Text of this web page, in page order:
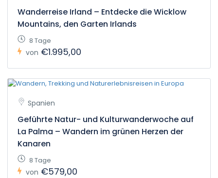
Wanderreise Irland – Entdecke die Wicklow
Mountains, den Garten Irlands
8 Tage
von €1.995,00
Spanien
Geführte Natur- und Kulturwanderwoche auf
La Palma – Wandern im grünen Herzen der
Kanaren
8 Tage
von €579,00